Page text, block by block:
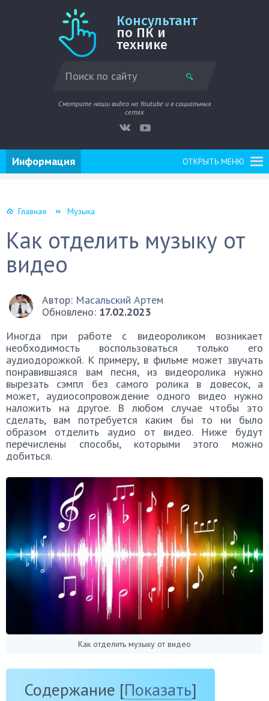
Консультант
по ПК и
технике
Смотрите наши видео на Youtube и в социальных
сетях
ОТКРЫТЬ МЕНЮ
Информация
Главная Музыка
Как отделить музыку от
видео
Автор: Масальский Артем
Обновлено: 17.02.2023
Иногда при работе с видеороликом возникает
необходимость воспользоваться только его
аудиодорожкой. К примеру, в фильме может звучать
понравившаяся вам песня, из видеоролика нужно
вырезать сэмпл без самого ролика в довесок, а
может, аудиосопровождение одного видео нужно
наложить на другое. В любом случае чтобы это
сделать, вам потребуется каким бы то ни было
образом отделить аудио от видео. Ниже будут
перечислены способы, которыми этого можно
добиться.
Как отделить музыку от видео
Содержание [Показать]